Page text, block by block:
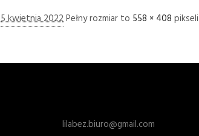
5 kwietnia 2022Pełny rozmiar to 558 × 408 pikseli
lilabez.biuro@gmail.com